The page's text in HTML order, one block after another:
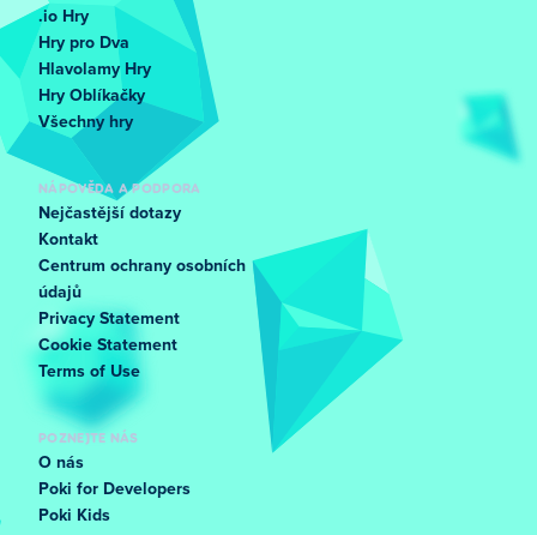
.io Hry
Hry pro Dva
Hlavolamy Hry
Hry Oblíkačky
Všechny hry
NÁPOVĚDA A PODPORA
Nejčastější dotazy
Kontakt
Centrum ochrany osobních
údajů
Privacy Statement
Cookie Statement
Terms of Use
POZNEJTE NÁS
O nás
Poki for Developers
Poki Kids